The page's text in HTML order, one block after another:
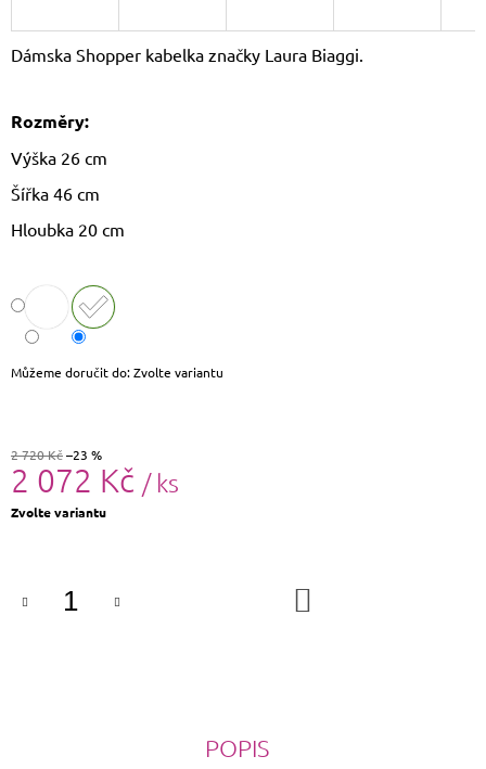
Dámska Shopper kabelka značky Laura Biaggi.
Rozměry:
Výška 26 cm
Šířka 46 cm
Hloubka 20 cm
Můžeme doručit do:Zvolte variantu
2 720 Kč–23 %
2 072 Kč / ks
Měrná
Zvolte variantu
POPIS
E
M
LAURA
BIAGGI
KOŽENÝ
BATOH
TS-
AB954
Kč
Původně:
1
790